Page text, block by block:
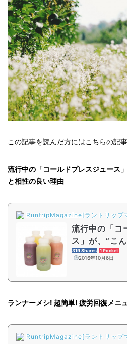
この記事を読んだ方にはこちらの記事
流行中の「コールドプレスジュース
と相性の良い理由
RuntripMagazine[ラントリップ
流行中の「コ
ス」が、“こ
相性の良い理由
319 Shares 1 Pocket
2016年10月6日
ランナーメシ! 超簡単! 疲労回復メニ
RuntripMagazine[ラントリップ